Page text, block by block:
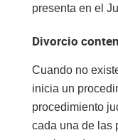
presenta en el
Divorcio
Cuando no
inicia un
procedimiento
cada una de las